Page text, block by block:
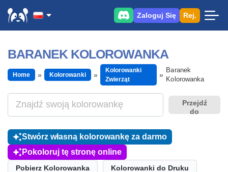
Zaloguj Się Rej.
BARANEK KOLOROWANKA
Home Kolorowanki
Kolorowanki
Zwierząt
Baranek
Kolorowanka
Przejdź
do
Stwórz własną kolorowankę za darmo
Pokoloruj tę stronę online
Pobierz Kolorowanka Kolorowanki do Druku